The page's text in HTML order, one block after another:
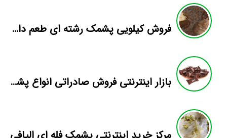
فروش کیلویی پشمک رشته ای طعم دار میوه
بازار اینترنتی فروش صادراتی انواع پشمک الیافی/شکلاتی